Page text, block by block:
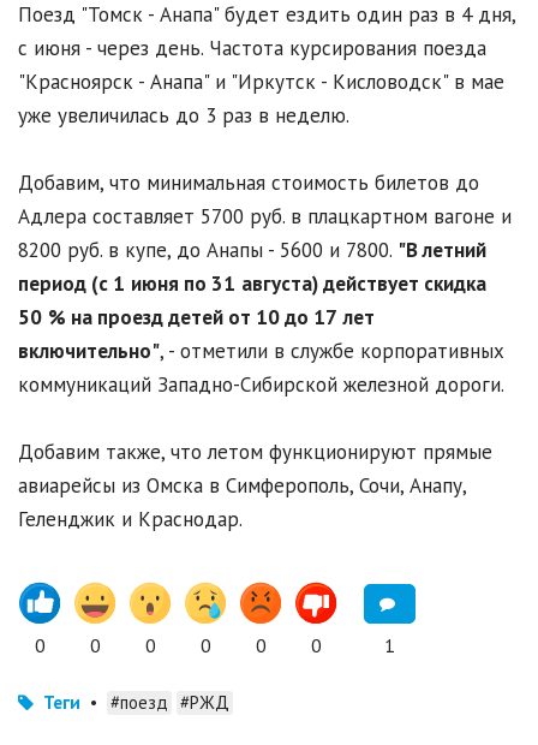
Поезд "Томск - Анапа" будет ездить один раз в 4 дня,
с июня - через день. Частота курсирования поезда
"Красноярск - Анапа" и "Иркутск - Кисловодск" в мае
уже увеличилась до 3 раз в неделю.
Добавим, что минимальная стоимость билетов до
Адлера составляет 5700 руб. в плацкартном вагоне и
8200 руб. в купе, до Анапы - 5600 и 7800. "В летний
период (с 1 июня по 31 августа) действует скидка
50 % на проезд детей от 10 до 17 лет
включительно", - отметили в службе корпоративных
коммуникаций Западно-Сибирской железной дороги.
Добавим также, что летом функционируют прямые
авиарейсы из Омска в Симферополь, Сочи, Анапу,
Геленджик и Краснодар.
0 0 0 0 0 0 1
Теги • #поезд #РЖД